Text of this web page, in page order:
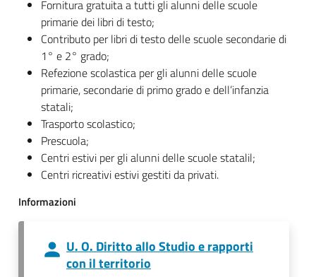
Fornitura gratuita a tutti gli alunni delle scuole
primarie dei libri di testo;
Contributo per libri di testo delle scuole secondarie di
1° e 2° grado;
Refezione scolastica per gli alunni delle scuole
primarie, secondarie di primo grado e dell’infanzia
statali;
Trasporto scolastico;
Prescuola;
Centri estivi per gli alunni delle scuole statalil;
Centri ricreativi estivi gestiti da privati.
Informazioni
U. O. Diritto allo Studio e rapporti
con il territorio